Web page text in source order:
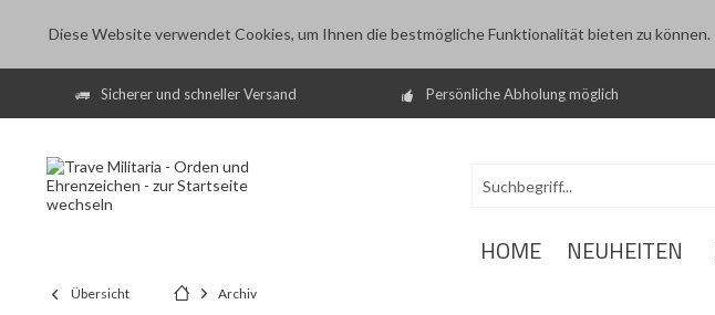
Diese Website verwendet Cookies, um Ihnen die bestmögliche Funktionalität bieten zu können.
Sicherer und schneller Versand Persönliche Abholung möglich
HOME NEUHEITEN
Übersicht Archiv